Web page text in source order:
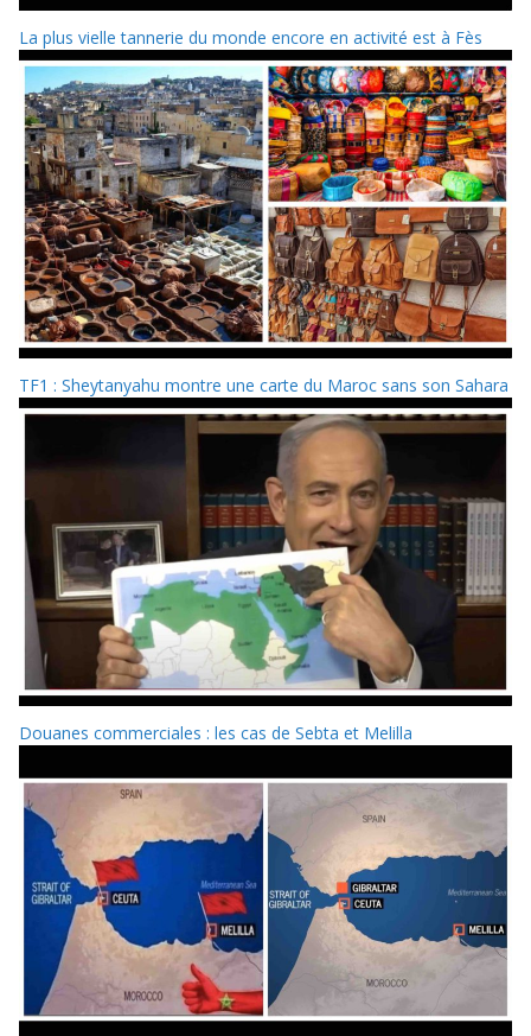
La plus vielle tannerie du monde encore en activité est à Fès
TF1 : Sheytanyahu montre une carte du Maroc sans son Sahara
Douanes commerciales : les cas de Sebta et Melilla